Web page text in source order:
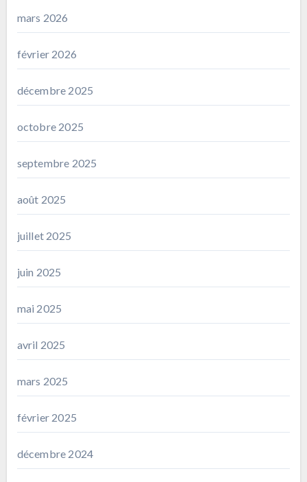
mars 2026
février 2026
décembre 2025
octobre 2025
septembre 2025
août 2025
juillet 2025
juin 2025
mai 2025
avril 2025
mars 2025
février 2025
décembre 2024